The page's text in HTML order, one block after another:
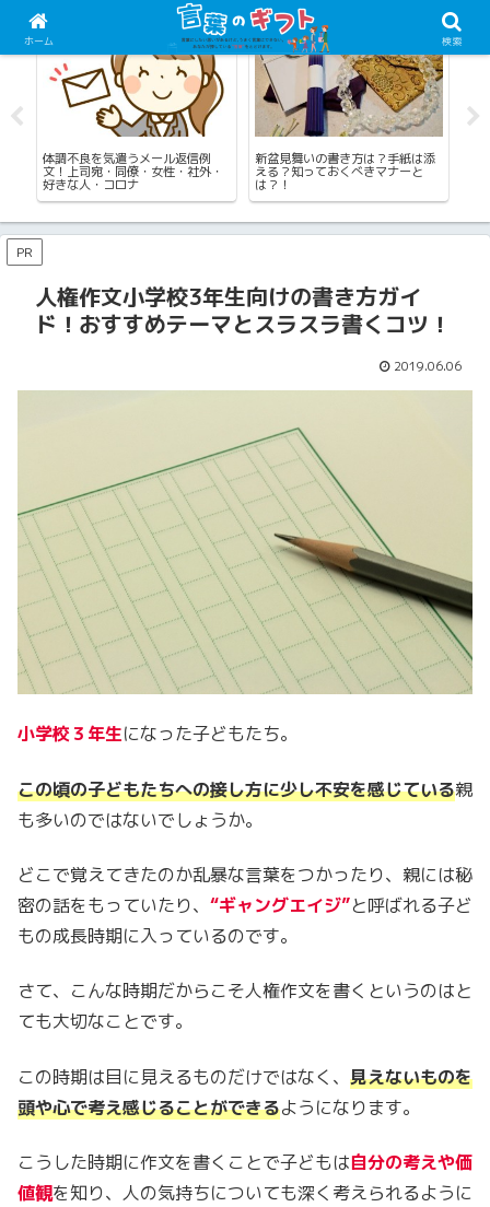
仕事・職場の言葉
体調不良を気遣うメール返信例
文！上司宛・同僚・女性・社外・
好きな人・コロナ
四季の言葉（夏）
新盆見舞いの書き方は？手紙は添
える？知っておくべきマナーと
は？！
PR
人権作文小学校3年生向けの書き方ガイ
ド！おすすめテーマとスラスラ書くコツ！
2019.06.06
小学校３年生になった子どもたち。
この頃の子どもたちへの接し方に少し不安を感じている親
も多いのではないでしょうか。
どこで覚えてきたのか乱暴な言葉をつかったり、親には秘
密の話をもっていたり、 “ギャングエイジ”と呼ばれる子ど
もの成長時期に入っているのです。
さて、こんな時期だからこそ人権作文を書くというのはと
ても大切なことです。
この時期は目に見えるものだけではなく、 見えないものを
頭や心で考え感じることができるようになります。
こうした時期に作文を書くことで子どもは自分の考えや価
値観を知り、人の気持ちについても深く考えられるように
ホーム 検索